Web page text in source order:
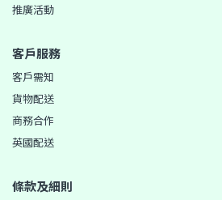
推廣活動
客戶服務
客戶需知
貨物配送
商務合作
英國配送
條款及細則